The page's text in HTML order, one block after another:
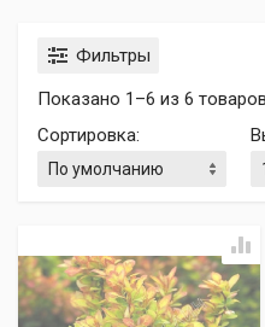
Фильтры
Показано 1–6 из 6 товаров
Сортировка: